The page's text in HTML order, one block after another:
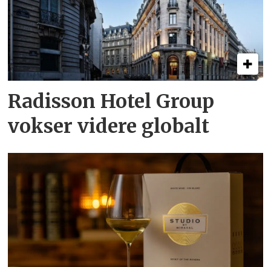
Radisson Hotel Group
vokser videre globalt